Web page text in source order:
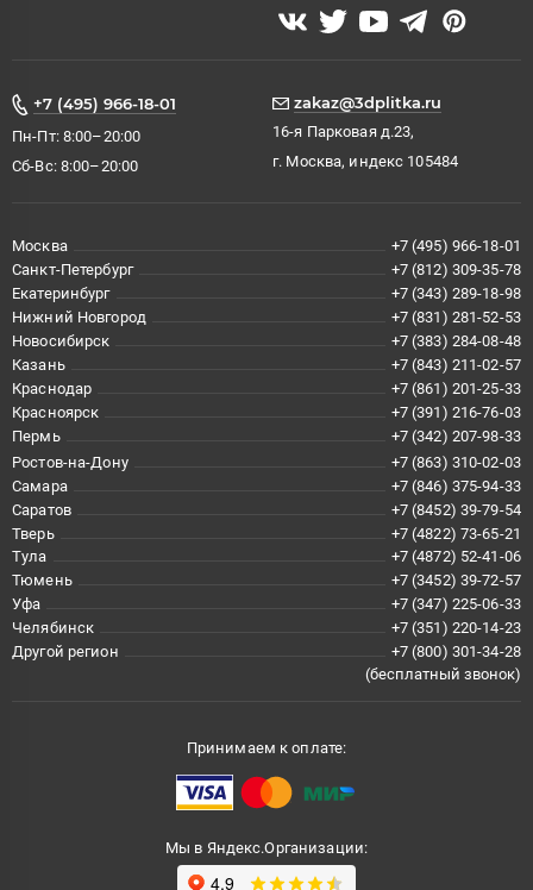
+7 (495) 966-18-01
Пн-Пт: 8:00–20:00
Сб-Вс: 8:00–20:00
zakaz@3dplitka.ru
16-я Парковая д.23,
г. Москва, индекс 105484
Москва
+7 (495) 966-18-01
Санкт-Петербург
+7 (812) 309-35-78
Екатеринбург
+7 (343) 289-18-98
Нижний Новгород
+7 (831) 281-52-53
Новосибирск
+7 (383) 284-08-48
Казань
+7 (843) 211-02-57
Краснодар
+7 (861) 201-25-33
Красноярск
+7 (391) 216-76-03
Пермь
+7 (342) 207-98-33
Ростов-на-Дону
+7 (863) 310-02-03
Самара
+7 (846) 375-94-33
Саратов
+7 (8452) 39-79-54
Тверь
+7 (4822) 73-65-21
Тула
+7 (4872) 52-41-06
Тюмень
+7 (3452) 39-72-57
Уфа
+7 (347) 225-06-33
Челябинск
+7 (351) 220-14-23
Другой регион
+7 (800) 301-34-28
(бесплатный звонок)
Принимаем к оплате:
Мы в Яндекс.Организации: